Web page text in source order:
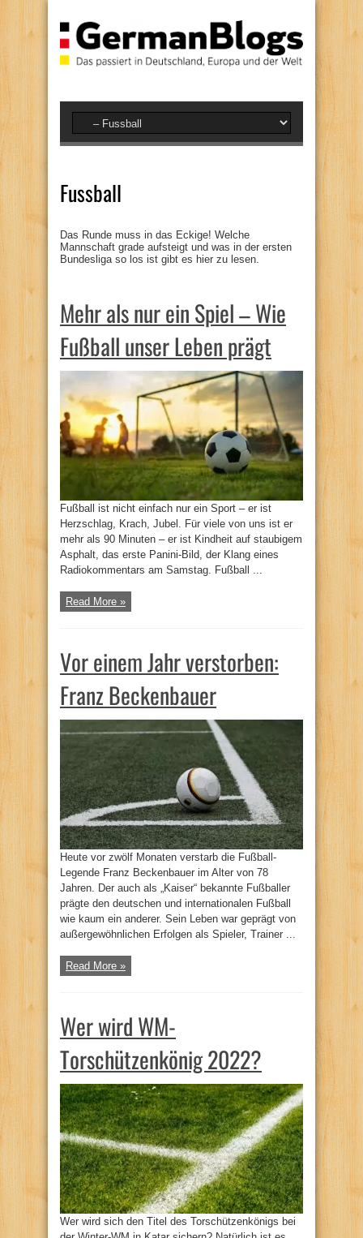
Fussball
Das Runde muss in das Eckige! Welche
Mannschaft grade aufsteigt und was in der ersten
Bundesliga so los ist gibt es hier zu lesen.
Mehr als nur ein Spiel – Wie
Fußball unser Leben prägt
Fußball ist nicht einfach nur ein Sport – er ist
Herzschlag, Krach, Jubel. Für viele von uns ist er
mehr als 90 Minuten – er ist Kindheit auf staubigem
Asphalt, das erste Panini-Bild, der Klang eines
Radiokommentars am Samstag. Fußball ...
Read More »
Vor einem Jahr verstorben:
Franz Beckenbauer
Heute vor zwölf Monaten verstarb die Fußball-
Legende Franz Beckenbauer im Alter von 78
Jahren. Der auch als „Kaiser“ bekannte Fußballer
prägte den deutschen und internationalen Fußball
wie kaum ein anderer. Sein Leben war geprägt von
außergewöhnlichen Erfolgen als Spieler, Trainer ...
Read More »
Wer wird WM-
Torschützenkönig 2022?
Wer wird sich den Titel des Torschützenkönigs bei